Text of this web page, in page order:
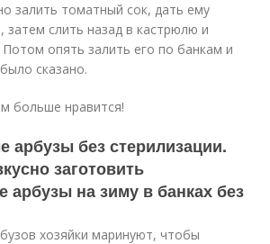
залить томатный сок, дать ему
затем слить назад в кастрюлю и
Потом опять залить его по банкам и
сказано.
больше нравится!
арбузы без стерилизации.
заготовить
арбузы на зиму в банках без
хозяйки маринуют, чтобы